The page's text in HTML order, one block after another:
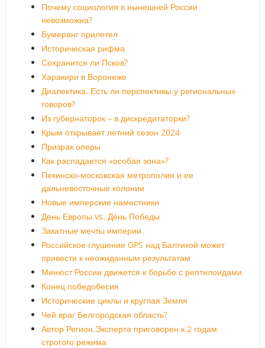
Почему социология в нынешней России
невозможна?
Бумеранг прилетел
Историческая рифма
Сохранится ли Псков?
Харакири в Воронеже
Диалектика. Есть ли перспективы у региональных
говоров?
Из губернаторок – в дискредитаторки?
Крым открывает летний сезон 2024
Призрак оперы
Как распадается «особая зона»?
Пекинско-московская метрополия и ее
дальневосточные колонии
Новые имперские наместники
День Европы vs. День Победы
Закатные мечты империи
Российское глушение GPS над Балтикой может
привести к неожиданным результатам
Минюст России движется к борьбе с рептилоидами
Конец победобесия
Исторические циклы и круглая Земля
Чей враг Белгородская область?
Автор Регион.Эксперта приговорен к 2 годам
строгого режима